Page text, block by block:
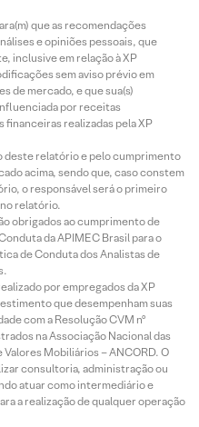
que as recomendações
e opiniões pessoais, que
inclusive em relação à XP
sem aviso prévio em
de mercado, e que sua(s)
por receitas
realizadas pela XP
deste relatório e pelo cumprimento
acima, sendo que, caso constem
o responsável será o primeiro
relatório.
obrigados ao cumprimento de
da APIMEC Brasil para o
de Conduta dos Analistas de
por empregados da XP
que desempenham suas
com a Resolução CVM nº
na Associação Nacional das
Mobiliários – ANCORD. O
consultoria, administração ou
atuar como intermediário e
a realização de qualquer operação